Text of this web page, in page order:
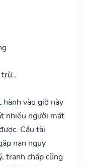
vào giờ này
nhiều người mất
Cầu tài
nạn nguy
tranh chấp cũng